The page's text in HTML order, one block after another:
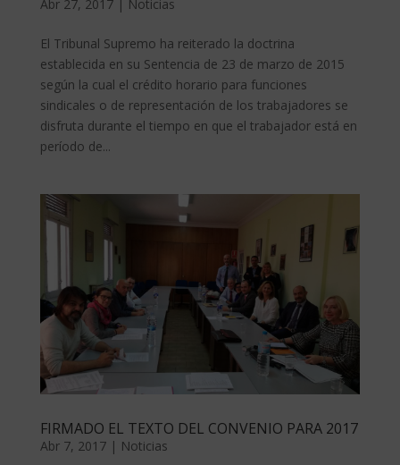
Abr 27, 2017| Noticias
El Tribunal Supremo ha reiterado la doctrina
establecida en su Sentencia de 23 de marzo de 2015
según la cual el crédito horario para funciones
sindicales o de representación de los trabajadores se
disfruta durante el tiempo en que el trabajador está en
período de...
FIRMADO EL TEXTO DEL CONVENIO PARA 2017
Abr 7, 2017| Noticias